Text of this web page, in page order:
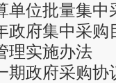
单位批量集
政府集中采购
理实施办法
期政府采购